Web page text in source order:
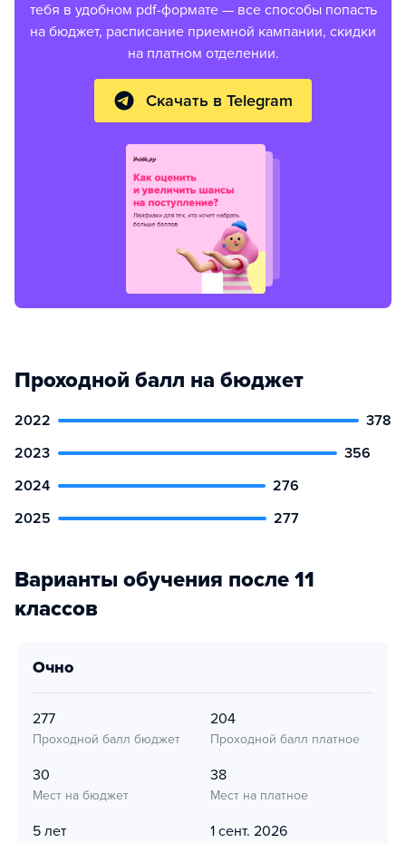
тебя в удобном pdf-формате — все способы попасть
на бюджет, расписание приемной кампании, скидки
на платном отделении.
Скачать в Telegram
Проходной балл на бюджет
2022
378
2023
356
2024
276
2025
277
Варианты обучения после 11
классов
очно
277
Проходной балл бюджет
204
Проходной балл платное
30
Мест на бюджет
38
Мест на платное
5 лет 1 сент. 2026